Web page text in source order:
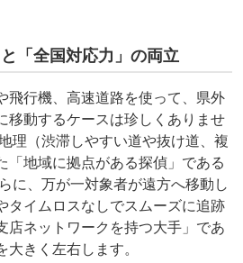
「全国対応力」の両立
飛行機、高速道路を使って、県外
移動するケースは珍しくありませ
理（渋滞しやすい道や抜け道、複
「地域に拠点がある探偵」である
に、万が一対象者が遠方へ移動し
タイムロスなしでスムーズに追跡
店ネットワークを持つ大手」であ
大きく左右します。